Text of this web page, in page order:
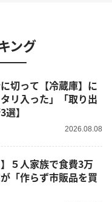
ング
切って【冷蔵庫】に
リ入った」「取り出
】
2026.08.08
５人家族で食費3万
「作らず市販品を買